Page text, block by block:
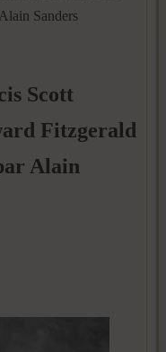
Sanders
Scott
Fitzgerald
Alain